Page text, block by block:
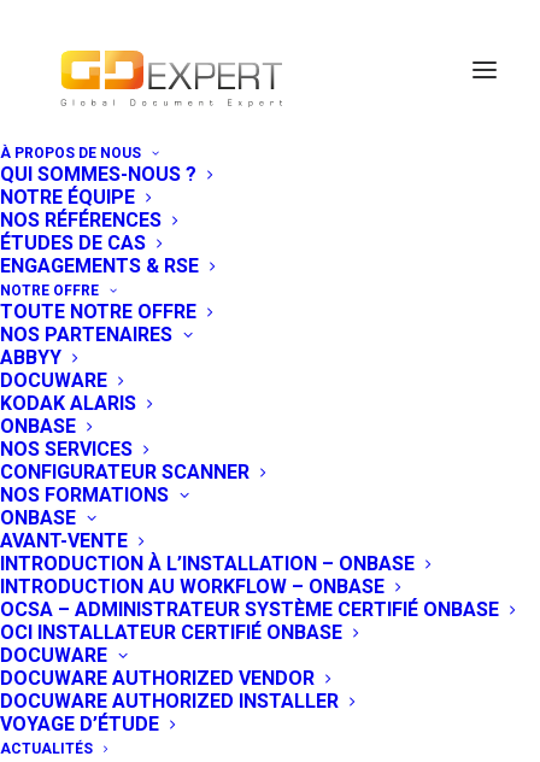
À PROPOS DE NOUS
QUI SOMMES-NOUS ?
NOTRE ÉQUIPE
NOS RÉFÉRENCES
ÉTUDES DE CAS
ENGAGEMENTS & RSE
NOTRE OFFRE
TOUTE NOTRE OFFRE
NOS PARTENAIRES
ABBYY
DOCUWARE
KODAK ALARIS
ONBASE
NOS SERVICES
CONFIGURATEUR SCANNER
NOS FORMATIONS
ONBASE
AVANT-VENTE
INTRODUCTION À L’INSTALLATION – ONBASE
INTRODUCTION AU WORKFLOW – ONBASE
OCSA – ADMINISTRATEUR SYSTÈME CERTIFIÉ ONBASE
OCI INSTALLATEUR CERTIFIÉ ONBASE
DOCUWARE
DOCUWARE AUTHORIZED VENDOR
DOCUWARE AUTHORIZED INSTALLER
VOYAGE D’ÉTUDE
ACTUALITÉS
Le calendrier de
nos formations
OnBase automne
2019
24 SEPTEMBRE 2019
FORMATIONS
GDEXPERT organis
des formations orientées
utilisateurs,
partenairesmaiségalement
intégrateurs. Ces formations sont
reconnues officiellement et
respectent les standards imposés
par l’éditeur Hyland
Software.